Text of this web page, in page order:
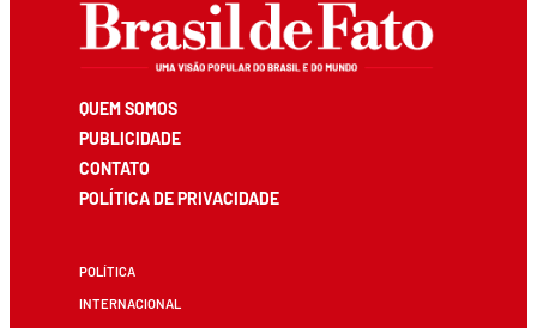
QUEM SOMOS
PUBLICIDADE
CONTATO
POLÍTICA DE PRIVACIDADE
POLÍTICA
INTERNACIONAL